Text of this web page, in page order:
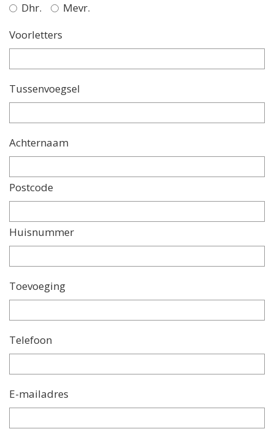
Dhr.
Mevr.
Voorletters
Tussenvoegsel
Achternaam
Postcode
Huisnummer
Toevoeging
Telefoon
E-mailadres